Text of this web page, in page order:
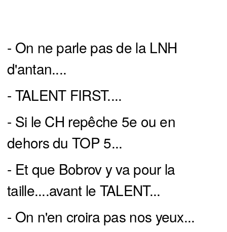
- On ne parle pas de la LNH
d'antan....
- TALENT FIRST....
- Si le CH repêche 5e ou en
dehors du TOP 5...
- Et que Bobrov y va pour la
taille....avant le TALENT...
- On n'en croira pas nos yeux...